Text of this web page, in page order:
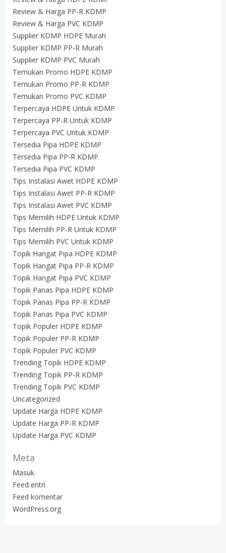
Review & Harga PP-R KDMP
Review & Harga PVC KDMP
Supplier KDMP HDPE Murah
Supplier KDMP PP-R Murah
Supplier KDMP PVC Murah
Temukan Promo HDPE KDMP
Temukan Promo PP-R KDMP
Temukan Promo PVC KDMP
Terpercaya HDPE Untuk KDMP
Terpercaya PP-R Untuk KDMP
Terpercaya PVC Untuk KDMP
Tersedia Pipa HDPE KDMP
Tersedia Pipa PP-R KDMP
Tersedia Pipa PVC KDMP
Tips Instalasi Awet HDPE KDMP
Tips Instalasi Awet PP-R KDMP
Tips Instalasi Awet PVC KDMP
Tips Memilih HDPE Untuk KDMP
Tips Memilih PP-R Untuk KDMP
Tips Memilih PVC Untuk KDMP
Topik Hangat Pipa HDPE KDMP
Topik Hangat Pipa PP-R KDMP
Topik Hangat Pipa PVC KDMP
Topik Panas Pipa HDPE KDMP
Topik Panas Pipa PP-R KDMP
Topik Panas Pipa PVC KDMP
Topik Populer HDPE KDMP
Topik Populer PP-R KDMP
Topik Populer PVC KDMP
Trending Topik HDPE KDMP
Trending Topik PP-R KDMP
Trending Topik PVC KDMP
Uncategorized
Update Harga HDPE KDMP
Update Harga PP-R KDMP
Update Harga PVC KDMP
Meta
Masuk
Feed entri
Feed komentar
WordPress.org